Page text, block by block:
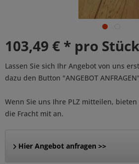
103,49 € * pro Stück
Lassen Sie sich Ihr Angebot von uns
dazu den Button "ANGEBOT
Wenn Sie uns Ihre PLZ mitteilen,
die Fracht mit an.
Hier Angebot anfragen >>